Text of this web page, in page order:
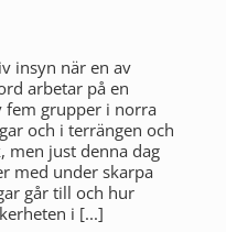
insyn när en av
arbetar på en
fem grupper i norra
och i terrängen och
men just denna dag
med under skarpa
går till och hur
i [...]